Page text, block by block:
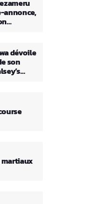
annonce,
dévoile
son
martiaux